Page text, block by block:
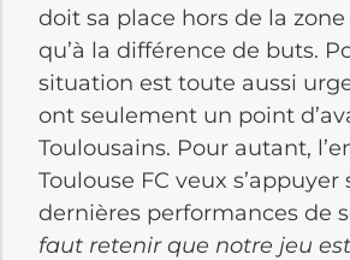
doit sa place hors de la
qu’à la différence de buts.
situation est toute aussi
ont seulement un point
Toulousains. Pour autant,
Toulouse FC veux s’appuyer
dernières performances de
faut retenir que notre jeu